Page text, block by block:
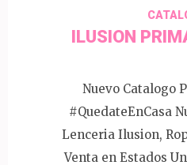
ILUSION
Nuevo Catalogo
#QuedateEnCasa
Lenceria Ilusion,
Venta en Estados